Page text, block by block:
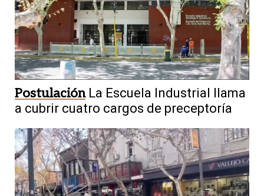
Postulación La Escuela Industrial llama
a cubrir cuatro cargos de preceptoría